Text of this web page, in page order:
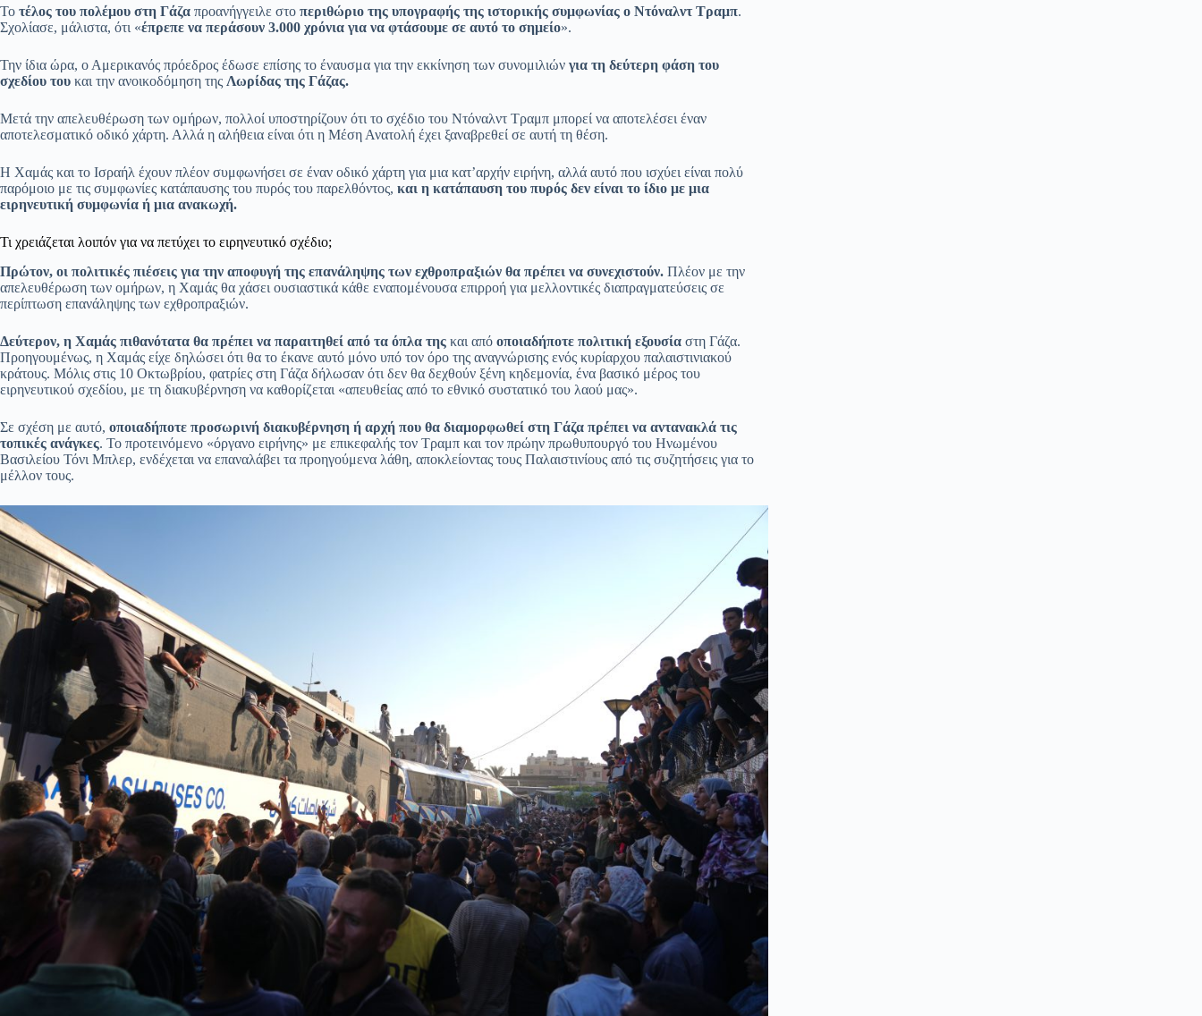
Το τέλος του πολέμου στη Γάζα προανήγγειλε στο περιθώριο της υπογραφής της ιστορικής συμφωνίας ο Ντόναλντ Τραμπ.
Σχολίασε, μάλιστα, ότι «έπρεπε να περάσουν 3.000 χρόνια για να φτάσουμε σε αυτό το σημείο».
Την ίδια ώρα, ο Αμερικανός πρόεδρος έδωσε επίσης το έναυσμα για την εκκίνηση των συνομιλιών για τη δεύτερη φάση του
σχεδίου του και την ανοικοδόμηση της Λωρίδας της Γάζας.
Μετά την απελευθέρωση των ομήρων, πολλοί υποστηρίζουν ότι το σχέδιο του Ντόναλντ Τραμπ μπορεί να αποτελέσει έναν
αποτελεσματικό οδικό χάρτη. Αλλά η αλήθεια είναι ότι η Μέση Ανατολή έχει ξαναβρεθεί σε αυτή τη θέση.
Η Χαμάς και το Ισραήλ έχουν πλέον συμφωνήσει σε έναν οδικό χάρτη για μια κατ’αρχήν ειρήνη, αλλά αυτό που ισχύει είναι πολύ
παρόμοιο με τις συμφωνίες κατάπαυσης του πυρός του παρελθόντος, και η κατάπαυση του πυρός δεν είναι το ίδιο με μια
ειρηνευτική συμφωνία ή μια ανακωχή.
Τι χρειάζεται λοιπόν για να πετύχει το ειρηνευτικό σχέδιο;
Πρώτον, οι πολιτικές πιέσεις για την αποφυγή της επανάληψης των εχθροπραξιών θα πρέπει να συνεχιστούν. Πλέον με την
απελευθέρωση των ομήρων, η Χαμάς θα χάσει ουσιαστικά κάθε εναπομένουσα επιρροή για μελλοντικές διαπραγματεύσεις σε
περίπτωση επανάληψης των εχθροπραξιών.
Δεύτερον, η Χαμάς πιθανότατα θα πρέπει να παραιτηθεί από τα όπλα της και από οποιαδήποτε πολιτική εξουσία στη Γάζα.
Προηγουμένως, η Χαμάς είχε δηλώσει ότι θα το έκανε αυτό μόνο υπό τον όρο της αναγνώρισης ενός κυρίαρχου παλαιστινιακού
κράτους. Μόλις στις 10 Οκτωβρίου, φατρίες στη Γάζα δήλωσαν ότι δεν θα δεχθούν ξένη κηδεμονία, ένα βασικό μέρος του
ειρηνευτικού σχεδίου, με τη διακυβέρνηση να καθορίζεται «απευθείας από το εθνικό συστατικό του λαού μας».
Σε σχέση με αυτό, οποιαδήποτε προσωρινή διακυβέρνηση ή αρχή που θα διαμορφωθεί στη Γάζα πρέπει να αντανακλά τις
τοπικές ανάγκες. Το προτεινόμενο «όργανο ειρήνης» με επικεφαλής τον Τραμπ και τον πρώην πρωθυπουργό του Ηνωμένου
Βασιλείου Τόνι Μπλερ, ενδέχεται να επαναλάβει τα προηγούμενα λάθη, αποκλείοντας τους Παλαιστινίους από τις συζητήσεις για το
μέλλον τους.